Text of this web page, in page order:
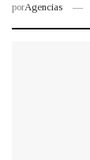
porAgencias